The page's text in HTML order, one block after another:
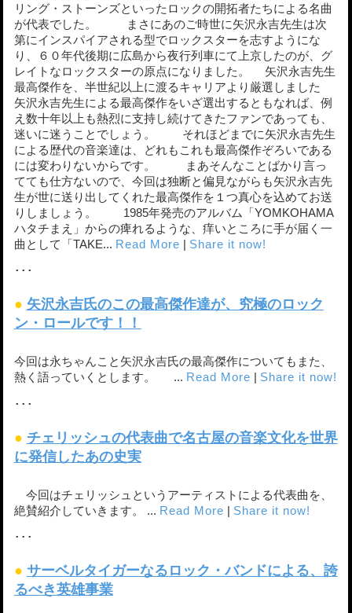
リング・ストーンズといったロックの開拓者たちによる名曲
が代表でした。 まさにあのご時世に矢沢永吉先生は次
第にインスパイアされる型でロックスターを志すようにな
り、６０年代後期に広島から夜行列車にて上京したのが、グ
レイトなロックスターの原点になりました。 矢沢永吉先生
最高傑作を、半世紀以上に渡るキャリアより厳選しました
矢沢永吉先生による最高傑作をいざ選出するともなれば、例
え数十年以上も熱烈に支持し続けてきたファンであっても、
迷いに迷うことでしょう。 それほどまでに矢沢永吉先生
による歴代の音楽達は、どれもこれも最高傑作ぞろいである
には変わりないからです。 まあそんなことばかり言っ
てても仕方ないので、今回は独断と偏見ながらも矢沢永吉先
生が世に送り出してくれた最高傑作を１つ真心を込めてお送
りしましょう。 1985年発売のアルバム「YOMKOHAMA
ハタチまえ」からの痺れるような、痒いところに手が届く一
曲として「TAKE... Read More Share it now!
･･･
● 矢沢永吉氏のこの最高傑作達が、究極のロック
ン・ロールです！！
今回は永ちゃんこと矢沢永吉氏の最高傑作についてもまた、
熱く語っていくとします。 ... Read More Share it now!
･･･
● チェリッシュの代表曲で名古屋の音楽文化を世界
に発信したあの史実
今回はチェリッシュというアーティストによる代表曲を、
絶賛紹介していきます。 ... Read More Share it now!
･･･
● サーベルタイガーなるロック・バンドによる、誇
るべき英雄事業